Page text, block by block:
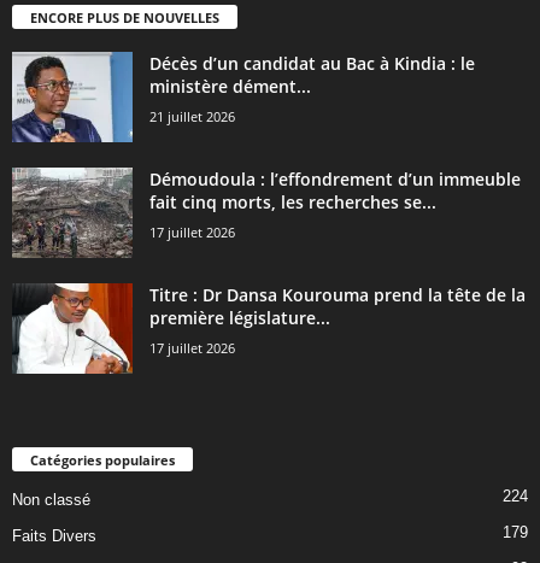
ENCORE PLUS DE NOUVELLES
Décès d’un candidat au Bac à Kindia : le
ministère dément...
21 juillet 2026
Démoudoula : l’effondrement d’un immeuble
fait cinq morts, les recherches se...
17 juillet 2026
Titre : Dr Dansa Kourouma prend la tête de la
première législature...
17 juillet 2026
Catégories populaires
Non classé 224
Faits Divers
179